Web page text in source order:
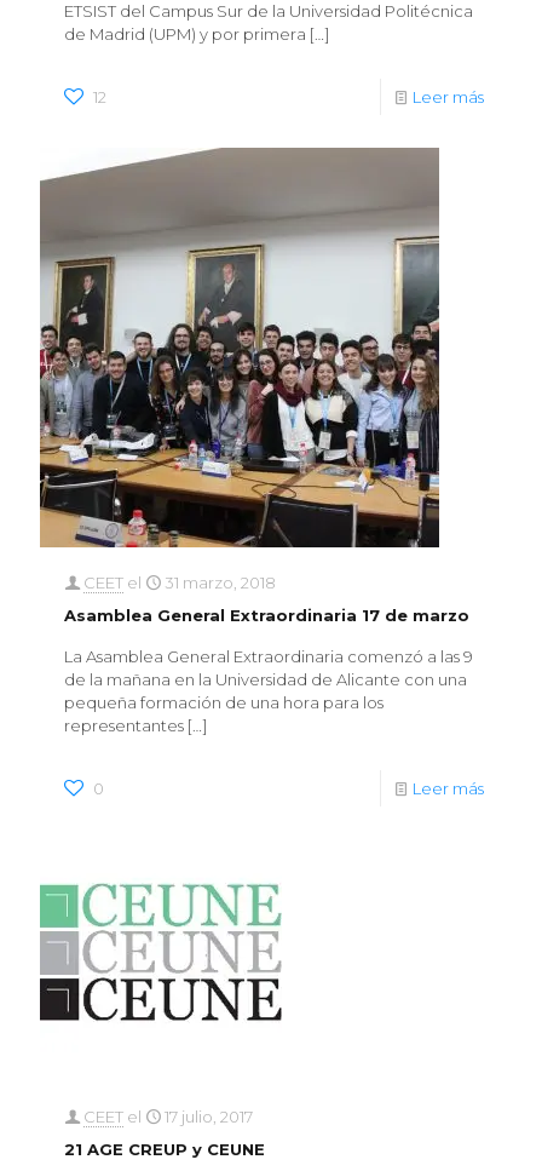
ETSIST del Campus Sur de la Universidad Politécnica
de Madrid (UPM) y por primera […]
12 Leer más
CEET el
31 marzo, 2018
Asamblea General Extraordinaria 17 de marzo
La Asamblea General Extraordinaria comenzó a las 9
de la mañana en la Universidad de Alicante con una
pequeña formación de una hora para los
representantes […]
0 Leer más
CEET el
17 julio, 2017
21 AGE CREUP y CEUNE